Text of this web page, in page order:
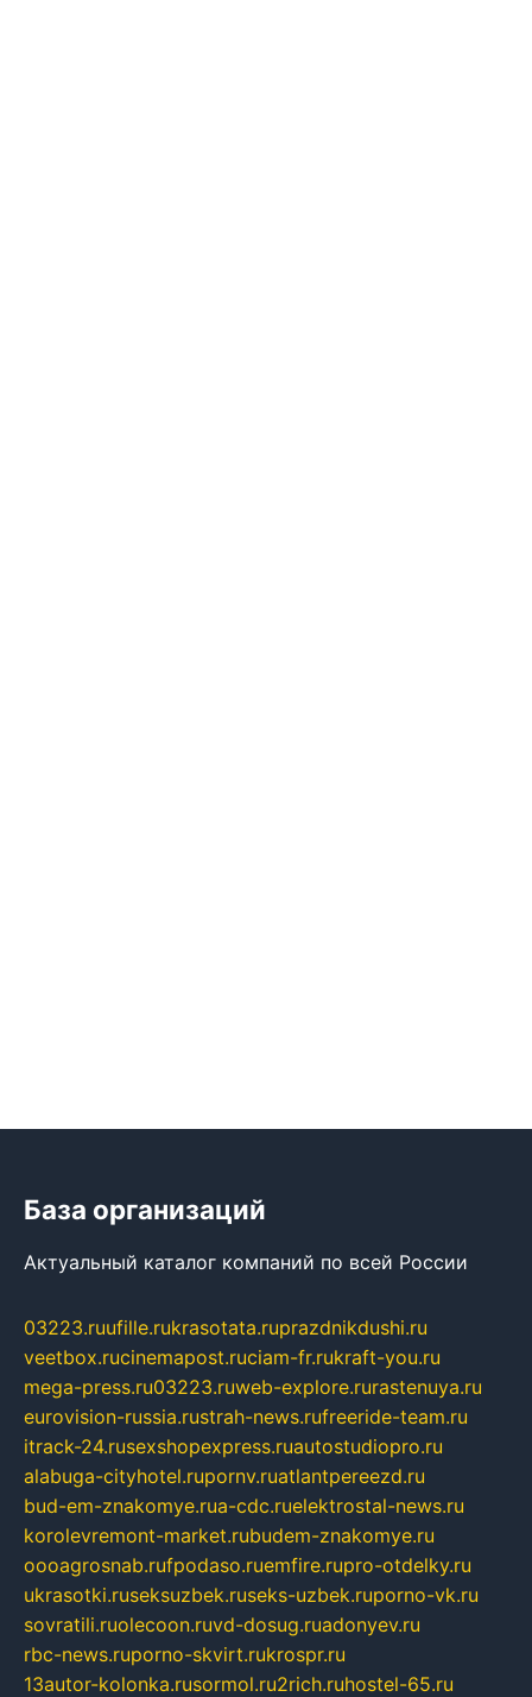
База организаций
Актуальный каталог компаний по всей России
03223.ruufille.rukrasotata.ruprazdnikdushi.ru
veetbox.rucinemapost.ruciam-fr.rukraft-you.ru
mega-press.ru03223.ruweb-explore.rurastenuya.ru
eurovision-russia.rustrah-news.rufreeride-team.ru
itrack-24.rusexshopexpress.ruautostudiopro.ru
alabuga-cityhotel.rupornv.ruatlantpereezd.ru
bud-em-znakomye.rua-cdc.ruelektrostal-news.ru
korolevremont-market.rubudem-znakomye.ru
oooagrosnab.rufpodaso.ruemfire.rupro-otdelky.ru
ukrasotki.ruseksuzbek.ruseks-uzbek.ruporno-vk.ru
sovratili.ruolecoon.ruvd-dosug.ruadonyev.ru
rbc-news.ruporno-skvirt.rukrospr.ru
13autor-kolonka.rusormol.ru2rich.ruhostel-65.ru